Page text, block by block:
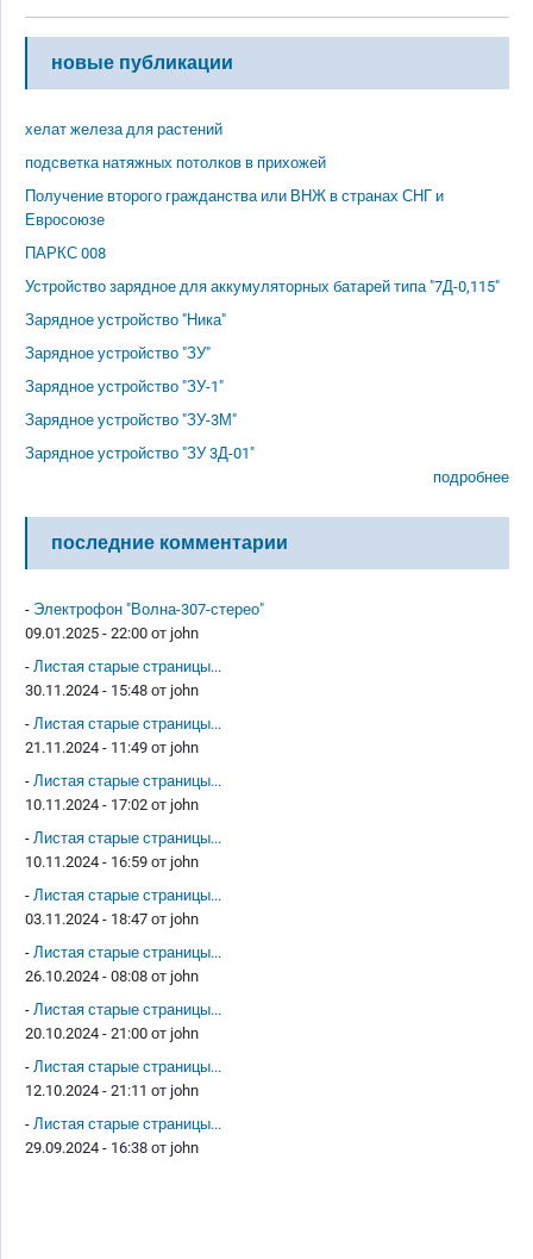
новые публикации
хелат железа для растений
подсветка натяжных потолков в прихожей
Получение второго гражданства или ВНЖ в странах СНГ и
Евросоюзе
ПАРКС 008
Устройство зарядное для аккумуляторных батарей типа "7Д-0,115"
Зарядное устройство "Ника"
Зарядное устройство "ЗУ"
Зарядное устройство "ЗУ-1"
Зарядное устройство "ЗУ-3М"
Зарядное устройство "ЗУ 3Д-01"
подробнее
последние комментарии
- Электрофон "Волна-307-стерео"
09.01.2025 - 22:00 от john
- Листая старые страницы...
30.11.2024 - 15:48 от john
- Листая старые страницы...
21.11.2024 - 11:49 от john
- Листая старые страницы...
10.11.2024 - 17:02 от john
- Листая старые страницы...
10.11.2024 - 16:59 от john
- Листая старые страницы...
03.11.2024 - 18:47 от john
- Листая старые страницы...
26.10.2024 - 08:08 от john
- Листая старые страницы...
20.10.2024 - 21:00 от john
- Листая старые страницы...
12.10.2024 - 21:11 от john
- Листая старые страницы...
29.09.2024 - 16:38 от john